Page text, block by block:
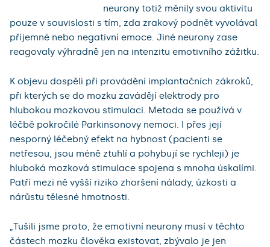
neurony totiž měnily svou aktivitu
pouze v souvislosti s tím, zda zrakový podnět vyvolával
příjemné nebo negativní emoce. Jiné neurony zase
reagovaly výhradně jen na intenzitu emotivního zážitku.
K objevu dospěli při provádění implantačních zákroků,
při kterých se do mozku zavádějí elektrody pro
hlubokou mozkovou stimulaci. Metoda se používá v
léčbě pokročilé Parkinsonovy nemoci. I přes její
nesporný léčebný efekt na hybnost (pacienti se
netřesou, jsou méně ztuhlí a pohybují se rychleji) je
hluboká mozková stimulace spojena s mnoha úskalími.
Patří mezi ně vyšší riziko zhoršení nálady, úzkosti a
nárůstu tělesné hmotnosti.
„Tušili jsme proto, že emotivní neurony musí v těchto
částech mozku člověka existovat, zbývalo je jen